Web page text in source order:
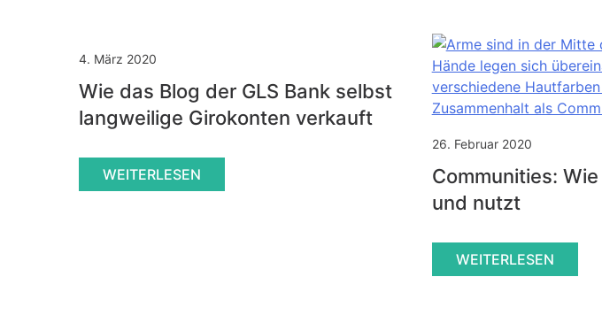
4. März 2020
Wie das Blog der GLS Bank selbst
langweilige Girokonten verkauft
WEITERLESEN
26. Februar 2020
Communities:
und nutzt
WEITERLESEN